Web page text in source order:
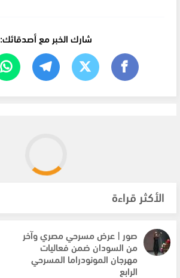
شارك الخبر مع أصدقائك:
الأكثر قراءة
صور | عرض مسرحي مصري وآخر
من السودان ضمن فعاليات
مهرجان المونودراما المسرحي
الرابع